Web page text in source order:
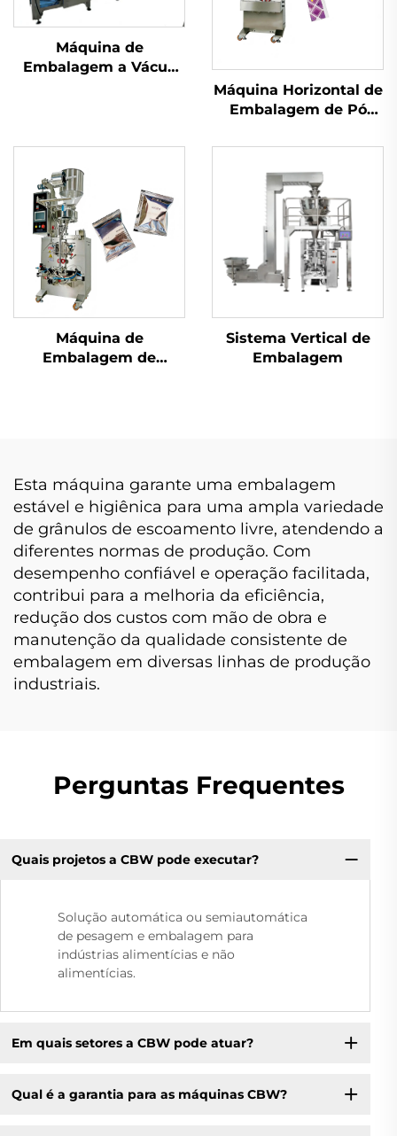
Máquina de
Embalagem a Vácuo
Máquina Horizontal de
Embalagem de Pó
Máquina de
Embalagem de
Sistema Vertical de
Embalagem
Esta máquina garante uma embalagem
estável e higiênica para uma ampla variedade
de grânulos de escoamento livre, atendendo a
diferentes normas de produção. Com
desempenho confiável e operação facilitada,
contribui para a melhoria da eficiência,
redução dos custos com mão de obra e
manutenção da qualidade consistente de
embalagem em diversas linhas de produção
industriais.
Perguntas Frequentes
Quais projetos a CBW pode executar?
Solução automática ou semiautomática
de pesagem e embalagem para
indústrias alimentícias e não
alimentícias.
Em quais setores a CBW pode atuar?
Qual é a garantia para as máquinas CBW?